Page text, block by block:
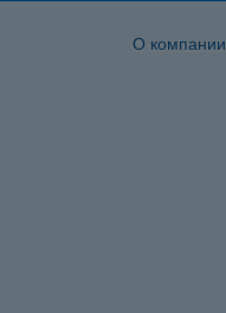
О компании